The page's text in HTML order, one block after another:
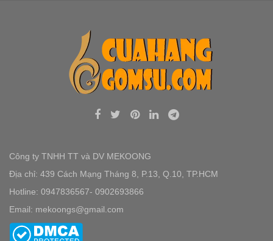
Công ty TNHH TT và DV MEKOONG
Địa chỉ: 439 Cách Mạng Tháng 8, P.13, Q.10, TP.HCM
Hotline: 0947836567- 0902693866
Email: mekoongs@gmail.com